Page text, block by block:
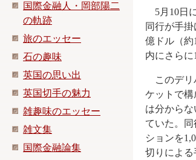
国際金融人・岡部陽二
の軌跡
旅のエッセー
石の趣味
英国の思い出
英国切手の魅力
雑趣味のエッセー
雑文集
国際金融論集
5月10日
同行が手
億ドル（約
内にさらに
このデリ
ケットで構
は分から
ていた。
ションを
切りによる